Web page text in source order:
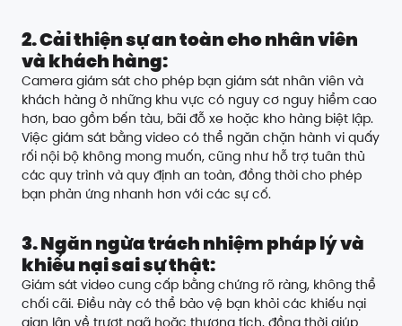
2. Cải thiện sự an toàn cho nhân viên
và khách hàng:
Camera giám sát cho phép bạn giám sát nhân viên và
khách hàng ở những khu vực có nguy cơ nguy hiểm cao
hơn, bao gồm bến tàu, bãi đỗ xe hoặc kho hàng biệt lập.
Việc giám sát bằng video có thể ngăn chặn hành vi quấy
rối nội bộ không mong muốn, cũng như hỗ trợ tuân thủ
các quy trình và quy định an toàn, đồng thời cho phép
bạn phản ứng nhanh hơn với các sự cố.
3. Ngăn ngừa trách nhiệm pháp lý và
khiếu nại sai sự thật:
Giám sát video cung cấp bằng chứng rõ ràng, không thể
chối cãi. Điều này có thể bảo vệ bạn khỏi các khiếu nại
gian lận về trượt ngã hoặc thương tích, đồng thời giúp